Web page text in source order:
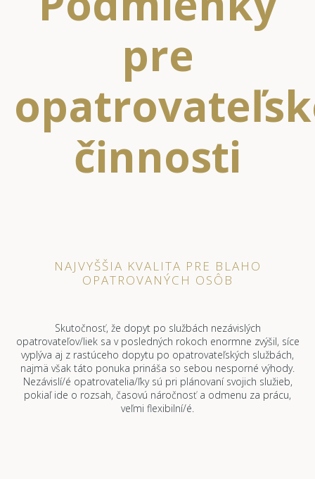
pre
činnosti
NAJVYŠŠIA KVALITA PRE BLAHO
OPATROVANÝCH OSÔB
Skutočnosť, že dopyt po službách nezávislých
opatrovateľov/liek sa v posledných rokoch enormne zvýšil, síce
vyplýva aj z rastúceho dopytu po opatrovateľských službách,
najmä však táto ponuka prináša so sebou nesporné výhody.
Nezávislí/é opatrovatelia/ľky sú pri plánovaní svojich služieb,
pokiaľ ide o rozsah, časovú náročnosť a odmenu za prácu,
veľmi flexibilní/é.